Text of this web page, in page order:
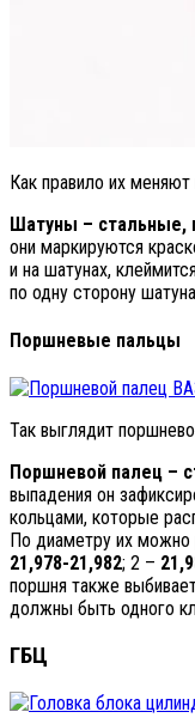
Как правило их
Шатуны – стальные,
они маркируются
и на шатунах,
по одну сторону
Поршневые пальцы
Так выглядит
Поршневой палец –
выпадения он
кольцами, которые
По диаметру их можно
21,978-21,982; 2 –
поршня также
должны быть одного
ГБЦ